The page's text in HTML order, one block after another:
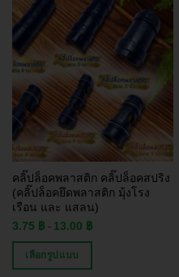
คลิ๊ปล็อคพลาสติก คลิ๊ปล็อคสปริง
(คลิ๊ปล็อคยึดพลาสติก มุ้งโรง
เรือน และ แสลน)
3.75 ฿ - 13.00 ฿
เลือกรูปแบบ